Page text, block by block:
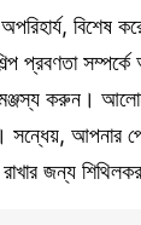
বিশেষ
প্রবণতা
করুন।
আপনার
জন্য